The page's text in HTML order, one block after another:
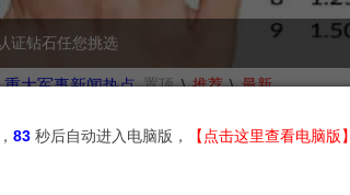
证钻石任您挑选
重大军事新闻热点 置顶 \推荐\ 最新
发动阿富汗战争的真实原因
，82 秒后自动进入电脑版， 【点击这里查看电脑版】